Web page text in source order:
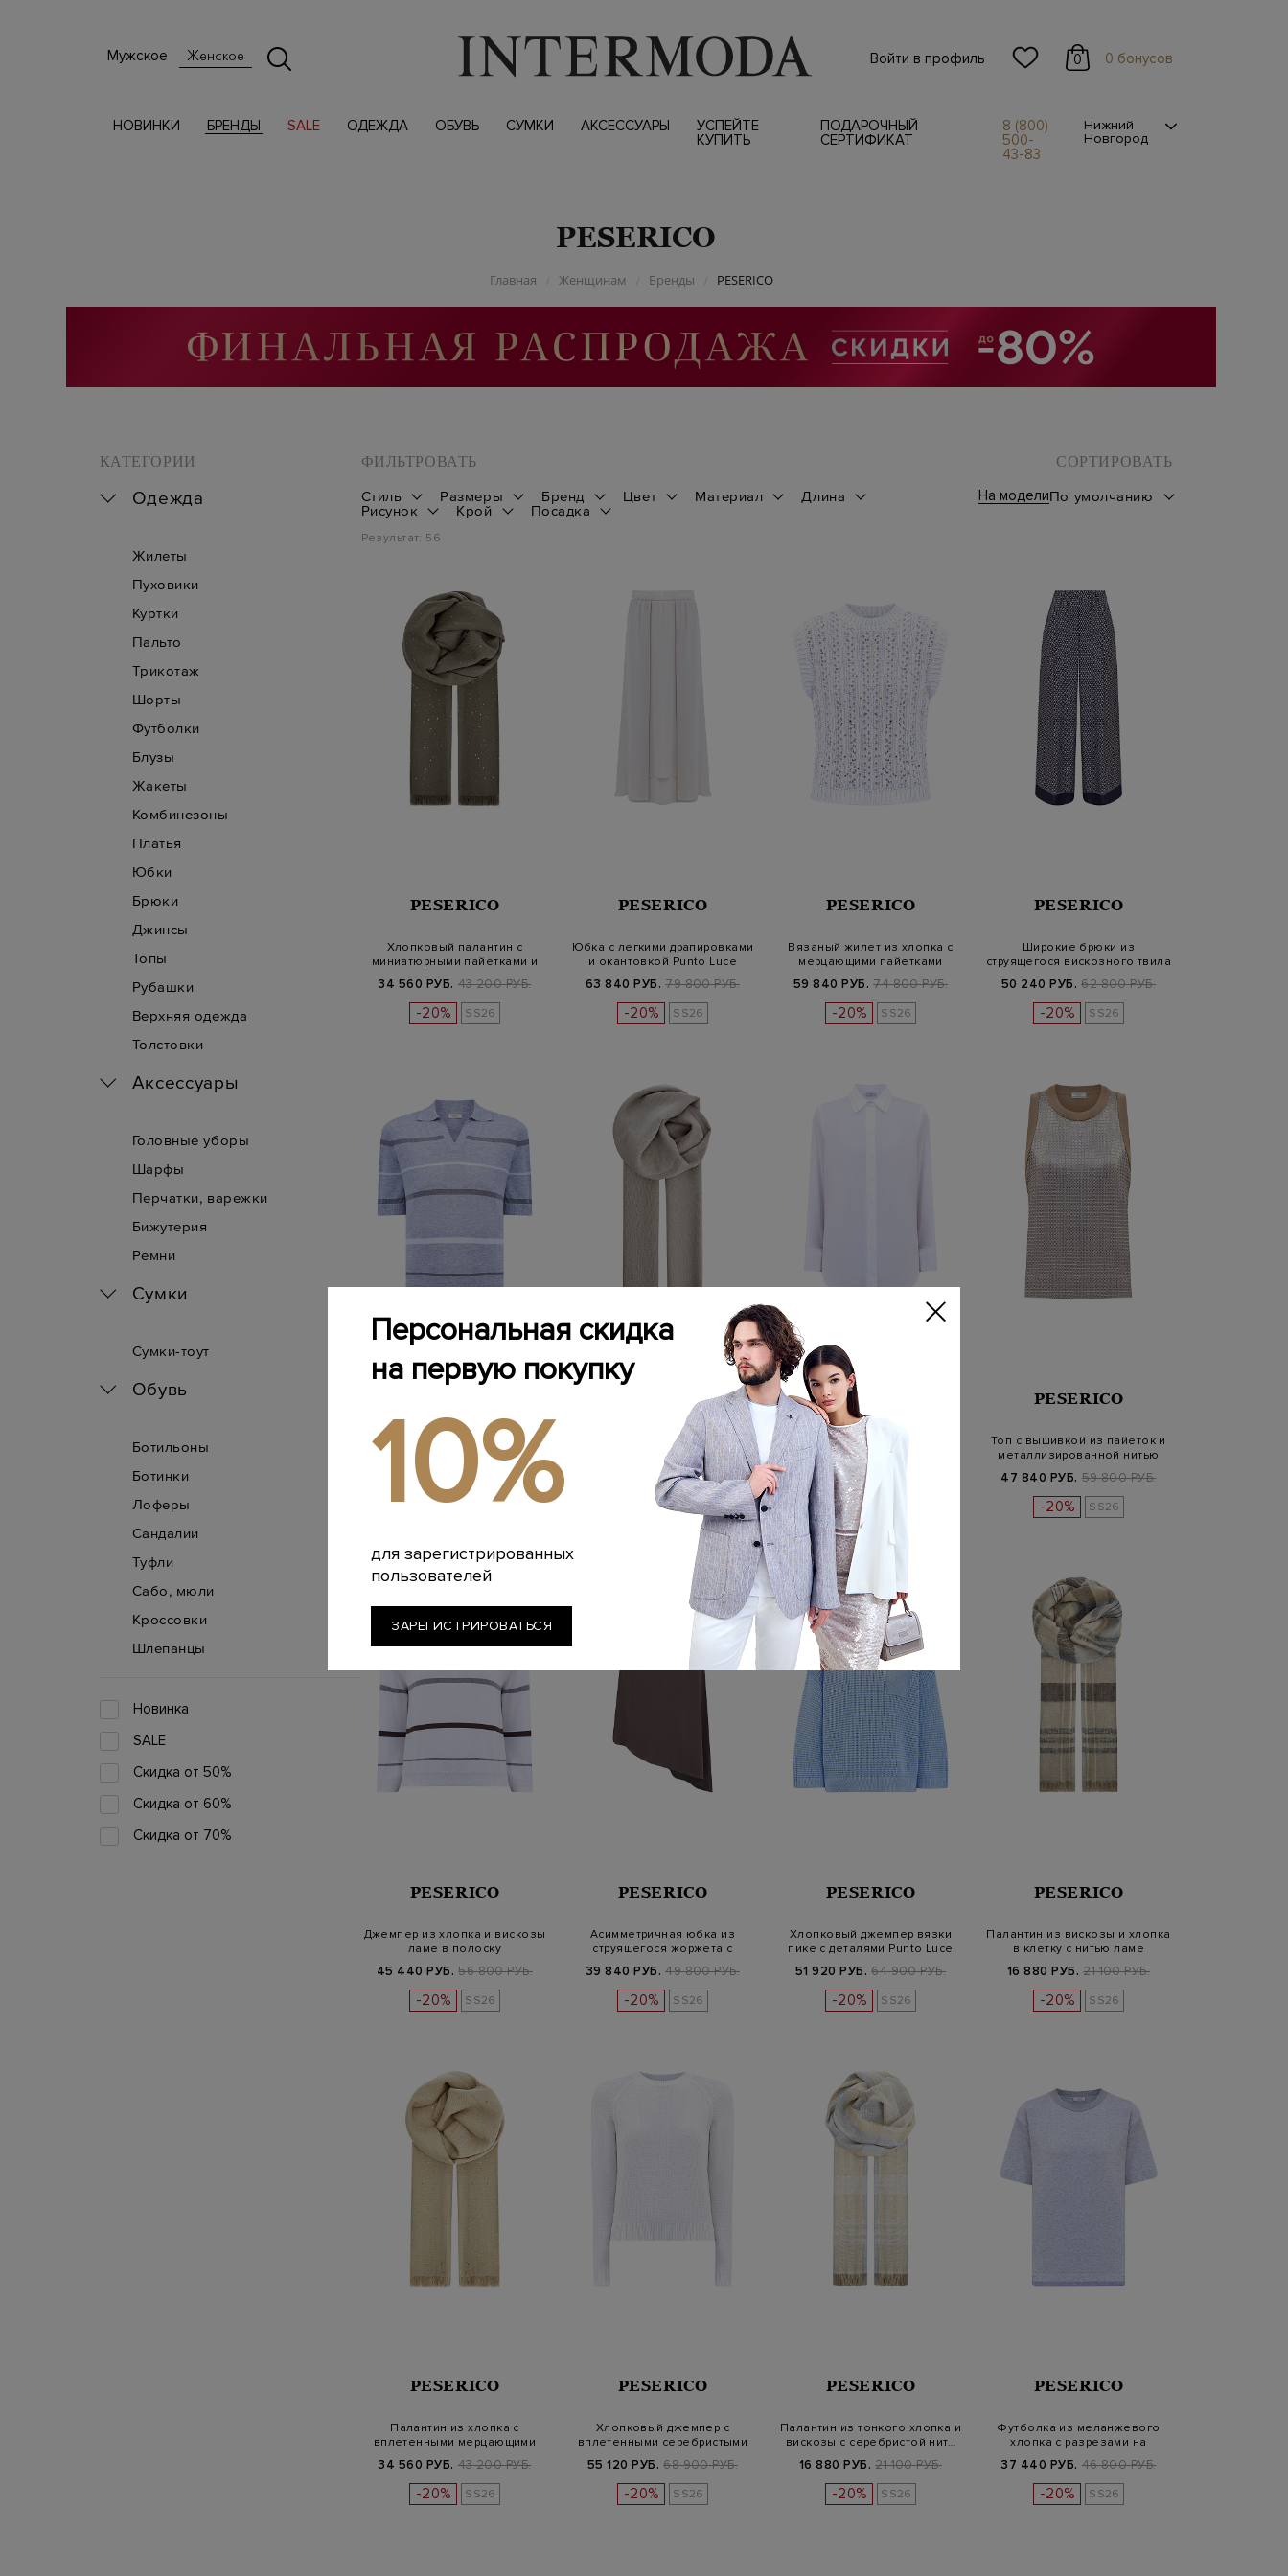
Мужское Женское Войти в профиль 0 0 бонусов
НОВИНКИ БРЕНДЫ SALE ОДЕЖДА ОБУВЬ СУМКИ АКСЕССУАРЫ
УСПЕЙТЕ
КУПИТЬ
ПОДАРОЧНЫЙ
СЕРТИФИКАТ
8 (800)
500-
43-83
Нижний
Новгород
PESERICO
Главная / Женщинам / Бренды / PESERICO
КАТЕГОРИИ
Одежда
Жилеты
Пуховики
Куртки
Пальто
Трикотаж
Шорты
Футболки
Блузы
Жакеты
Комбинезоны
Платья
Юбки
Брюки
Джинсы
Топы
Рубашки
Верхняя одежда
Толстовки
Аксессуары
Головные уборы
Шарфы
Перчатки, варежки
Бижутерия
Ремни
Сумки
Сумки-тоут
Обувь
Ботильоны
Ботинки
Лоферы
Сандалии
Туфли
Сабо, мюли
Кроссовки
Шлепанцы
Новинка
SALE
Скидка от 50%
Скидка от 60%
Скидка от 70%
ФИЛЬТРОВАТЬ
Стиль Размеры Бренд Цвет Материал
Длина
Рисунок
Крой Посадка
На модели
СОРТИРОВАТЬ
По умолчанию
Результат: 56
PESERICO
Хлопковый палантин с
миниатюрными пайетками и
34 560 РУБ. 43 200 РУБ.
-20% SS26
PESERICO
Юбка с легкими драпировками
и окантовкой Punto Luce
63 840 РУБ. 79 800 РУБ.
-20% SS26
PESERICO
Вязаный жилет из хлопка с
мерцающими пайетками
59 840 РУБ. 74 800 РУБ.
-20% SS26
PESERICO
Широкие брюки из
струящегося вискозного твила
50 240 РУБ. 62 800 РУБ.
-20% SS26
Легкий джемпер с воротом
поло и мерцающей нитью
ламе
46 240 РУБ. 57 800 РУБ.
-20% SS26
PESERICO
Палантин из хлопка и модала с
мерцающей нитью ламе
23 120 РУБ. 28 900 РУБ.
-20% SS26
PESERICO
Рубашка из хлопкового
поплина stretch с декором
Punto…
58 240 РУБ.
-20%
PESERICO
Топ с вышивкой из пайеток и
металлизированной нитью
47 840 РУБ. 59 800 РУБ.
-20% SS26
PESERICO
Джемпер из хлопка и вискозы
ламе в полоску
45 440 РУБ. 56 800 РУБ.
-20% SS26
PESERICO
Асимметричная юбка из
струящегося жоржета с
39 840 РУБ. 49 800 РУБ.
-20% SS26
PESERICO
Хлопковый джемпер вязки
пике с деталями Punto Luce
51 920 РУБ. 64 900 РУБ.
-20% SS26
PESERICO
Палантин из вискозы и хлопка
в клетку с нитью ламе
16 880 РУБ. 21 100 РУБ.
-20% SS26
PESERICO
Палантин из хлопка с
вплетенными мерцающими
34 560 РУБ. 43 200 РУБ.
-20% SS26
PESERICO
Хлопковый джемпер с
вплетенными серебристыми
55 120 РУБ. 68 900 РУБ.
-20% SS26
PESERICO
Палантин из тонкого хлопка и
вискозы с серебристой нит…
16 880 РУБ. 21 100 РУБ.
-20% SS26
PESERICO
Футболка из меланжевого
хлопка с разрезами на
37 440 РУБ. 46 800 РУБ.
-20% SS26
Персональная скидка
на первую покупку
10%
для зарегистрированных
пользователей
ЗАРЕГИСТРИРОВАТЬСЯ